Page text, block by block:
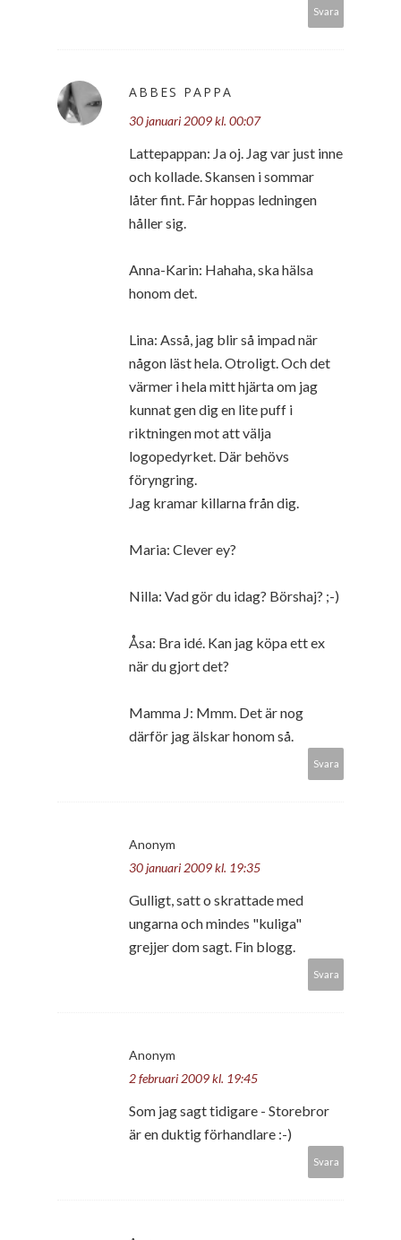
Svara
ABBES PAPPA
30 januari 2009 kl. 00:07
Lattepappan: Ja oj. Jag var just inne
och kollade. Skansen i sommar
låter fint. Får hoppas ledningen
håller sig.
Anna-Karin: Hahaha, ska hälsa
honom det.
Lina: Asså, jag blir så impad när
någon läst hela. Otroligt. Och det
värmer i hela mitt hjärta om jag
kunnat gen dig en lite puff i
riktningen mot att välja
logopedyrket. Där behövs
föryngring.
Jag kramar killarna från dig.
Maria: Clever ey?
Nilla: Vad gör du idag? Börshaj? ;-)
Åsa: Bra idé. Kan jag köpa ett ex
när du gjort det?
Mamma J: Mmm. Det är nog
därför jag älskar honom så.
Svara
Anonym
30 januari 2009 kl. 19:35
Gulligt, satt o skrattade med
ungarna och mindes "kuliga"
grejjer dom sagt. Fin blogg.
Svara
Anonym
2 februari 2009 kl. 19:45
Som jag sagt tidigare - Storebror
är en duktig förhandlare :-)
Svara